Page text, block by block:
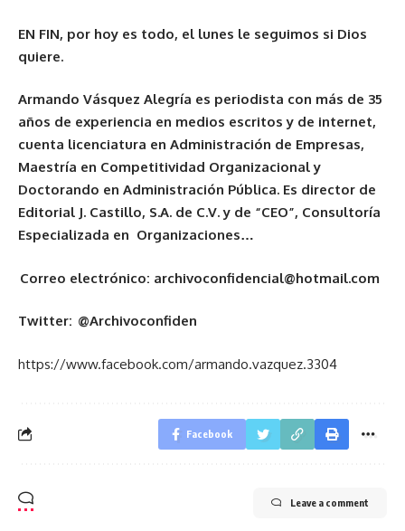
EN FIN, por hoy es todo, el lunes le seguimos si Dios
quiere.
Armando Vásquez Alegría es periodista con más de 35
años de experiencia en medios escritos y de internet,
cuenta licenciatura en Administración de Empresas,
Maestría en Competitividad Organizacional y
Doctorando en Administración Pública. Es director de
Editorial J. Castillo, S.A. de C.V. y de “CEO”, Consultoría
Especializada en Organizaciones…
Correo electrónico: archivoconfidencial@hotmail.com
Twitter: @Archivoconfiden
https://www.facebook.com/armando.vazquez.3304
Facebook
Leave a comment